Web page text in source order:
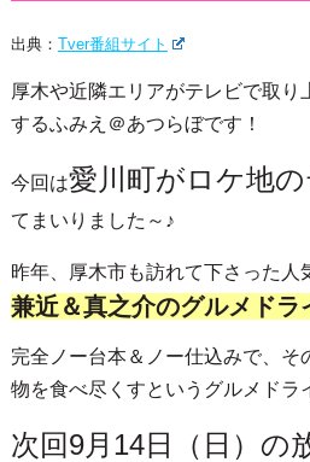
出典： Tver番組サイト
厚木や近隣エリアがテレビで取り
するふみえ＠あつらぼです！
今回は愛川町がロケ地
てまいりました～♪
昨年、厚木市も訪れて下さった人
兼近＆真之介のグルメドラ
完全ノー台本＆ノー仕込みで、そ
物を食べ尽くすというグルメドラ
次回9月14日（日）の